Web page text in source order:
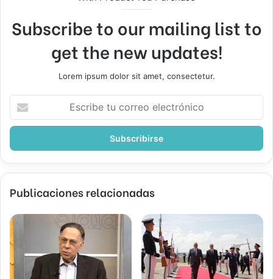
Subscribe to our mailing list to
get the new updates!
Lorem ipsum dolor sit amet, consectetur.
correo
Publicaciones relacionadas